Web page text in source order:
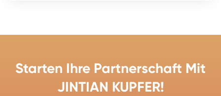
Starten Ihre Partnerschaft Mit
JINTIAN KUPFER!